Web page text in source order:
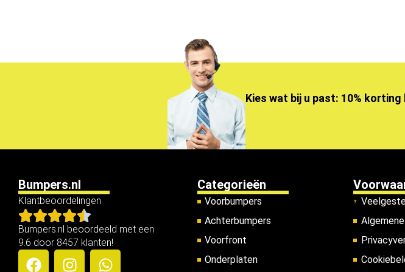
Kies wat bij u past: 10%
Bumpers.nl
Klantbeoordelingen
Bumpers.nl beoordeeld met een
9.6 door 8457 klanten!
Categorieën
Voorbumpers
Achterbumpers
Voorfront
Onderplaten